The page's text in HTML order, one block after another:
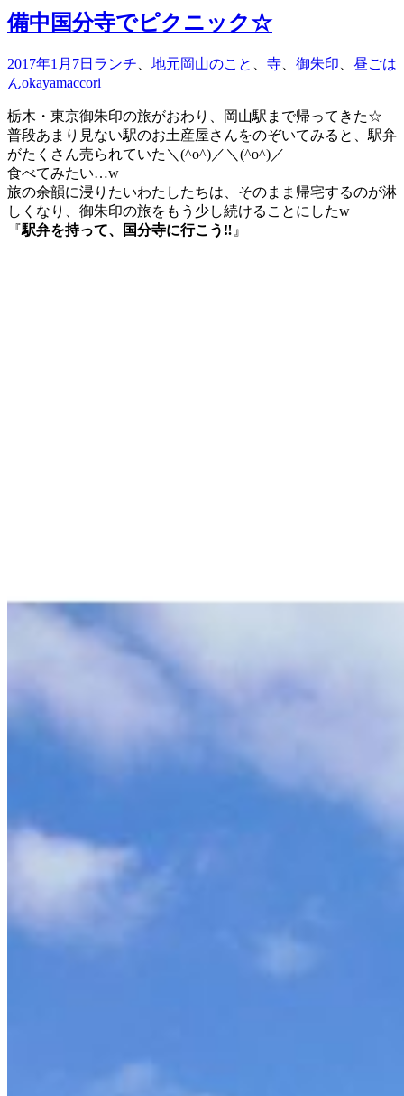
備中国分寺でピクニック☆
2017年1月7日 ランチ 地元岡山のこと 寺 御朱印
昼ごは
んokayamaccori
栃木・東京御朱印の旅がおわり、岡山駅まで帰ってきた☆
普段あまり見ない駅のお土産屋さんをのぞいてみると、駅弁
がたくさん売られていた＼(^o^)／＼(^o^)／
食べてみたい…w
旅の余韻に浸りたいわたしたちは、そのまま帰宅するのが淋
しくなり、御朱印の旅をもう少し続けることにしたw
『駅弁を持って、国分寺に行こう‼︎ 』